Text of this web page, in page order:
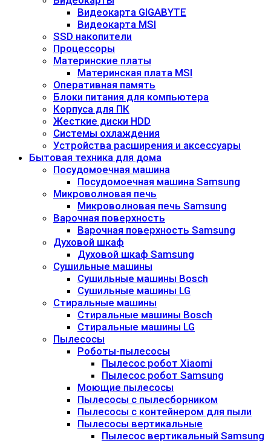
Видеокарта GIGABYTE
Видеокарта MSI
SSD накопители
Процессоры
Материнские платы
Материнская плата MSI
Оперативная память
Блоки питания для компьютера
Корпуса для ПК
Жесткие диски HDD
Системы охлаждения
Устройства расширения и аксессуары
Бытовая техника для дома
Посудомоечная машина
Посудомоечная машина Samsung
Микроволновая печь
Микроволновая печь Samsung
Варочная поверхность
Варочная поверхность Samsung
Духовой шкаф
Духовой шкаф Samsung
Сушильные машины
Сушильные машины Bosch
Сушильные машины LG
Стиральные машины
Стиральные машины Bosch
Стиральные машины LG
Пылесосы
Роботы-пылесосы
Пылесос робот Xiaomi
Пылесос робот Samsung
Моющие пылесосы
Пылесосы с пылесборником
Пылесосы с контейнером для пыли
Пылесосы вертикальные
Пылесос вертикальный Samsung